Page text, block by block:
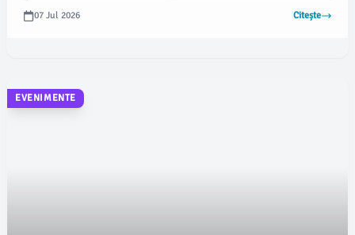
autoturism la o trecere la nivel, conform informațiilor oferite de
Sucursala Regională Căi Ferate (SRCF) Galați. Din fericire, nu au
07 Jul 2026 Citește
EVENIMENTE